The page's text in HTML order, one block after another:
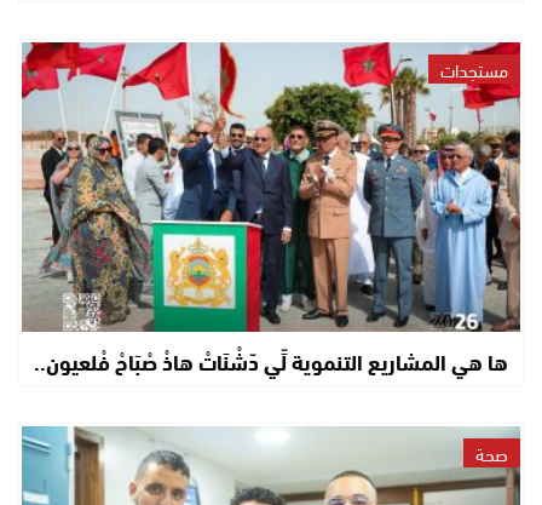
مستجدات
ها هي المشاريع التنموية لِّي دّشْنَاتْ هاذْ صْبَاحْ فْلعيون..
صحة